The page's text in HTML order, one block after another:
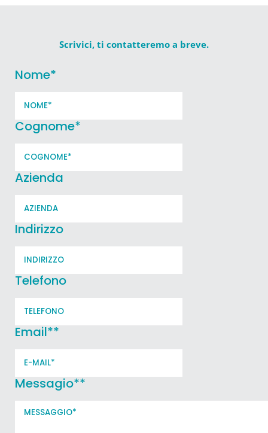
Scrivici, ti contatteremo a breve.
Nome*
Cognome*
Azienda
Indirizzo
Telefono
Email**
Messagio**